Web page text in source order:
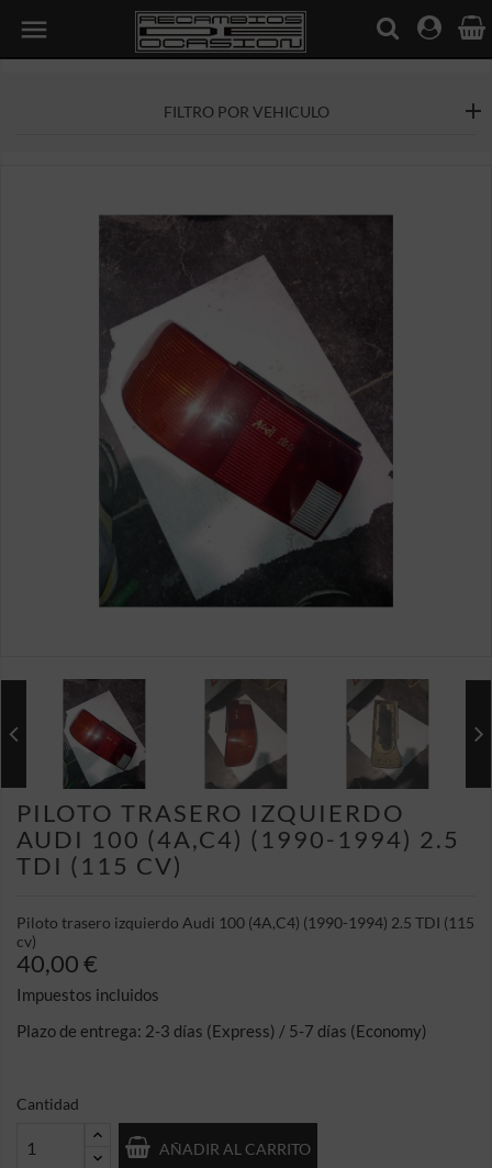

FILTRO POR VEHICULO
PILOTO TRASERO IZQUIERDO
AUDI 100 (4A,C4) (1990-1994) 2.5
TDI (115 CV)
Piloto trasero izquierdo Audi 100 (4A,C4) (1990-1994) 2.5 TDI (115
cv)
40,00 €
Impuestos incluidos
Plazo de entrega: 2-3 días (Express) / 5-7 días (Economy)
Cantidad
AÑADIR AL CARRITO